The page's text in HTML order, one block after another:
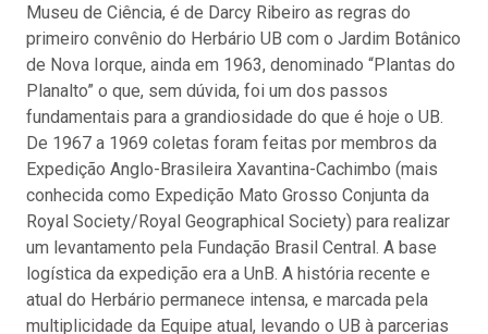
Museu de Ciência, é de Darcy Ribeiro as regras do
primeiro convênio do Herbário UB com o Jardim Botânico
de Nova Iorque, ainda em 1963, denominado “Plantas do
Planalto” o que, sem dúvida, foi um dos passos
fundamentais para a grandiosidade do que é hoje o UB.
De 1967 a 1969 coletas foram feitas por membros da
Expedição Anglo-Brasileira Xavantina-Cachimbo (mais
conhecida como Expedição Mato Grosso Conjunta da
Royal Society/Royal Geographical Society) para realizar
um levantamento pela Fundação Brasil Central. A base
logística da expedição era a UnB. A história recente e
atual do Herbário permanece intensa, e marcada pela
multiplicidade da Equipe atual, levando o UB à parcerias